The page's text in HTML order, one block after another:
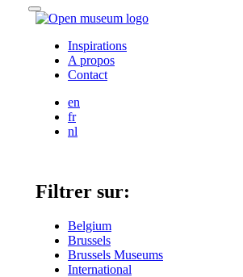
Skip Menu
Inspirations
A propos
Contact
en
frFrançais
nl
Filtrer sur:
Belgium
Brussels
Brussels Museums
International